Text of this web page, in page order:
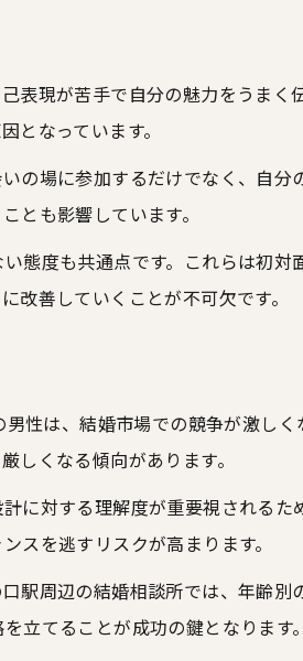
表現が苦手で自分の魅力をうまく
となっています。
の場に参加するだけでなく、自
とも影響しています。
態度も共通点です。これらは初
改善していくことが不可欠です。
性は、結婚市場での競争が激し
しくなる傾向があります。
に対する理解度が重要視される
スを逃すリスクが高まります。
駅周辺の結婚相談所では、年齢
立てることが成功の鍵となります。